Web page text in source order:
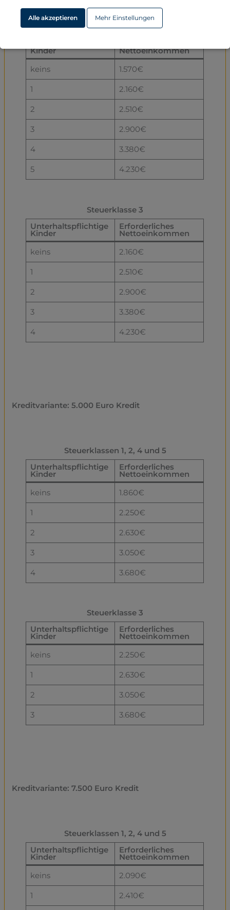
Steuerklassen 1, 2, 4 und 5
Kinder
Nettoeinkommen
keins
1.570€
1 2.160€
2 2.510€
3 2.900€
4 3.380€
5 4.230€
Steuerklasse 3
Unterhaltspflichtige
Kinder
Erforderliches
Nettoeinkommen
keins
2.160€
1 2.510€
2 2.900€
3 3.380€
4 4.230€
Kreditvariante: 5.000 Euro Kredit
Steuerklassen 1, 2, 4 und 5
Unterhaltspflichtige
Kinder
Erforderliches
Nettoeinkommen
keins
1.860€
1 2.250€
2 2.630€
3 3.050€
4 3.680€
Steuerklasse 3
Unterhaltspflichtige
Kinder
Erforderliches
Nettoeinkommen
keins
2.250€
1 2.630€
2 3.050€
3 3.680€
Kreditvariante: 7.500 Euro Kredit
Steuerklassen 1, 2, 4 und 5
Unterhaltspflichtige
Kinder
Erforderliches
Nettoeinkommen
keins
2.090€
1 2.410€
Alle akzeptieren Mehr Einstellungen